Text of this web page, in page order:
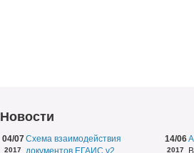
Новости
04/07
2017
Схема взаимодействия
документов ЕГАИС v2
14/06
2017